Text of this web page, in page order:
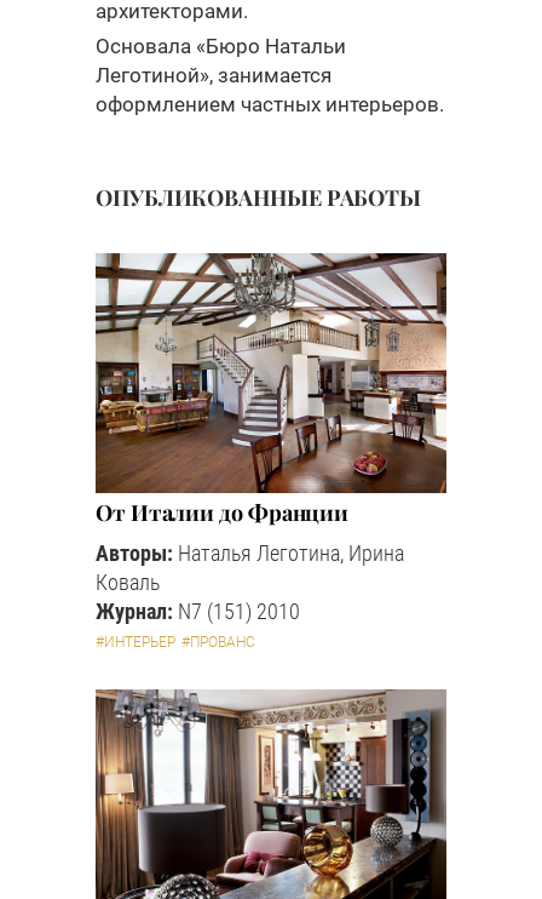
архитекторами.
Основала «Бюро Натальи
Леготиной», занимается
оформлением частных интерьеров.
ОПУБЛИКОВАННЫЕ РАБОТЫ
От Италии до Франции
Авторы: Наталья Леготина, Ирина
Коваль
Журнал: N7 (151) 2010
#ИНТЕРЬЕР #ПРОВАНС